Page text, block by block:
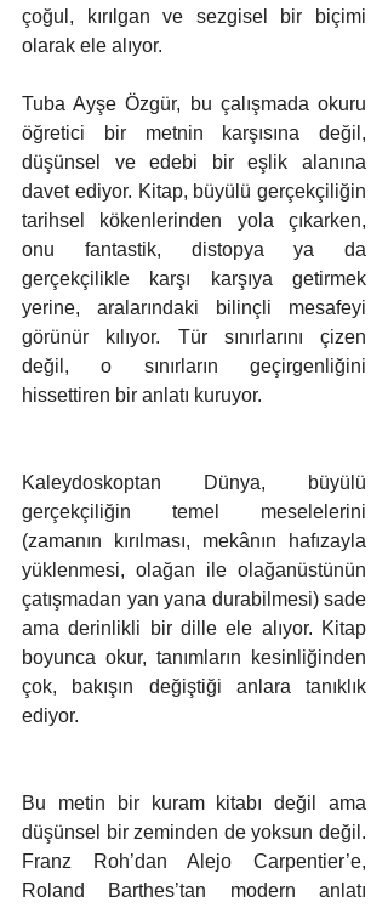
çoğul, kırılgan ve sezgisel bir biçimi
olarak ele alıyor.
Tuba Ayşe Özgür, bu çalışmada okuru
öğretici bir metnin karşısına değil,
düşünsel ve edebi bir eşlik alanına
davet ediyor. Kitap, büyülü gerçekçiliğin
tarihsel kökenlerinden yola çıkarken,
onu fantastik, distopya ya da
gerçekçilikle karşı karşıya getirmek
yerine, aralarındaki bilinçli mesafeyi
görünür kılıyor. Tür sınırlarını çizen
değil, o sınırların geçirgenliğini
hissettiren bir anlatı kuruyor.
Kaleydoskoptan Dünya, büyülü
gerçekçiliğin temel meselelerini
(zamanın kırılması, mekânın hafızayla
yüklenmesi, olağan ile olağanüstünün
çatışmadan yan yana durabilmesi) sade
ama derinlikli bir dille ele alıyor. Kitap
boyunca okur, tanımların kesinliğinden
çok, bakışın değiştiği anlara tanıklık
ediyor.
Bu metin bir kuram kitabı değil ama
düşünsel bir zeminden de yoksun değil.
Franz Roh’dan Alejo Carpentier’e,
Roland Barthes’tan modern anlatı